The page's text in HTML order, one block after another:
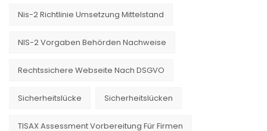
Nis-2 Richtlinie Umsetzung Mittelstand
NIS-2 Vorgaben Behörden Nachweise
Rechtssichere Webseite Nach DSGVO
Sicherheitslücke Sicherheitslücken
TISAX Assessment Vorbereitung Für Firmen